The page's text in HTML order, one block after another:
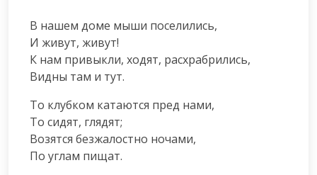
В нашем доме мыши поселились,
И живут, живут!
К нам привыкли, ходят, расхрабрились,
Видны там и тут.
То клубком катаются пред нами,
То сидят, глядят;
Возятся безжалостно ночами,
По углам пищат.